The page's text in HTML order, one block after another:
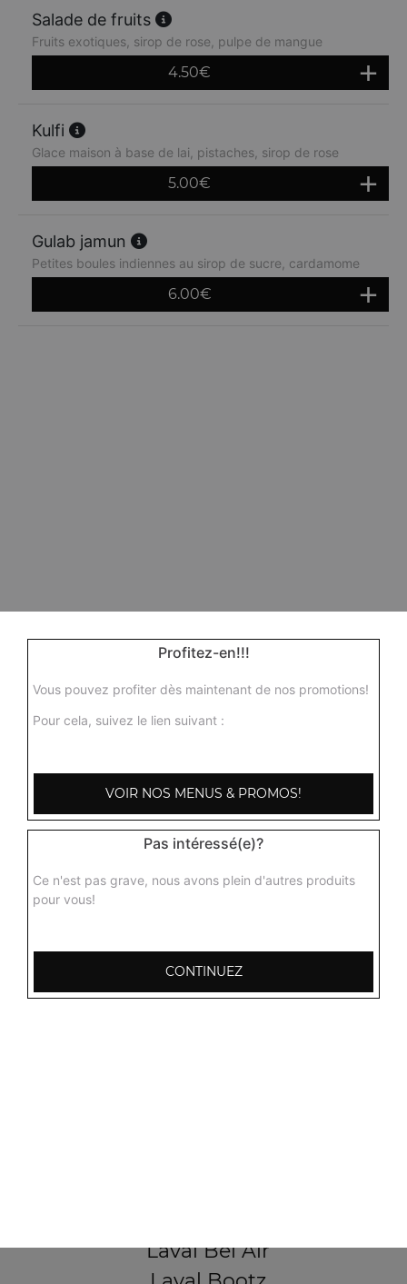
Salade de fruits
Fruits exotiques, sirop de rose, pulpe de mangue
4.50€
Kulfi
Glace maison à base de lai, pistaches, sirop de rose
5.00€
Gulab jamun
Petites boules indiennes au sirop de sucre, cardamome
6.00€
Laval Bel Air
Profitez-en!!!
Vous pouvez profiter dès maintenant de nos promotions!
Pour cela, suivez le lien suivant :
VOIR NOS MENUS & PROMOS!
Pas intéressé(e)?
Ce n'est pas grave, nous avons plein d'autres produits
pour vous!
CONTINUEZ